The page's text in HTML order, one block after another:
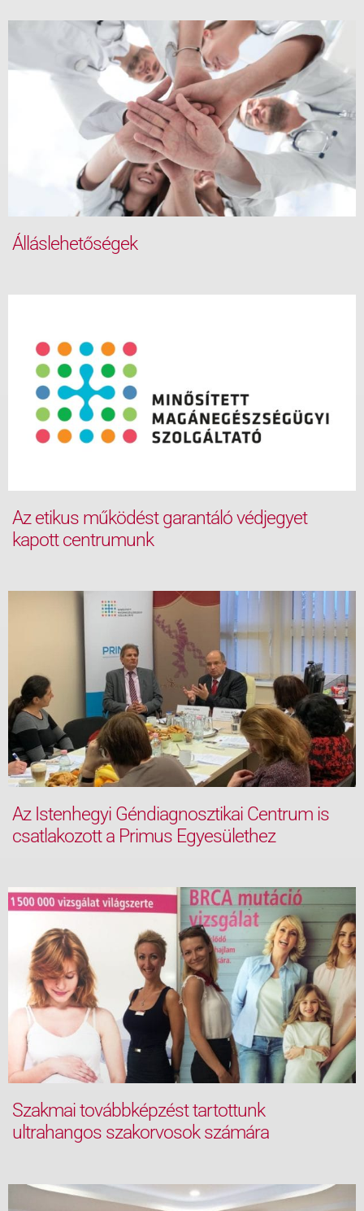
Álláslehetőségek
Az etikus működést garantáló védjegyet
kapott centrumunk
Az Istenhegyi Géndiagnosztikai Centrum is
csatlakozott a Primus Egyesülethez
Szakmai továbbképzést tartottunk
ultrahangos szakorvosok számára